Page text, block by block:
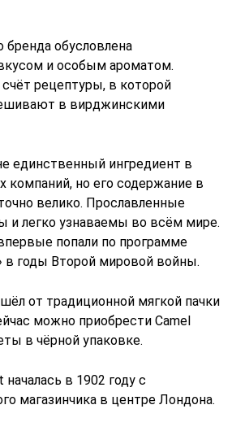
бренда обусловлена
и особым ароматом.
счёт рецептуры, в которой
в вирджинскими
единственный ингредиент в
компаний, но его содержание в
велико. Прославленные
и легко узнаваемы во всём мире.
попали по программе
в годы Второй мировой войны.
от традиционной мягкой пачки
можно приобрести Camel
в чёрной упаковке.
в 1902 году с
магазинчика в центре Лондона.